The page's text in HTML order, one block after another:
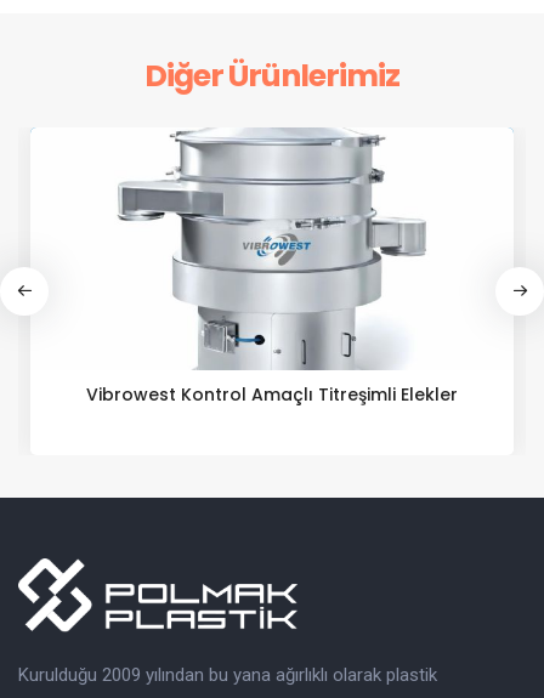
Diğer Ürünlerimiz
Sınıflandırma için Vibrowest Titreşimli Elekler
Kurulduğu 2009 yılından bu yana ağırlıklı olarak plastik